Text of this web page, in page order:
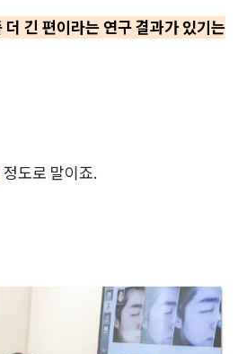
긴 편이라는 연구 결과가 있기는
정도로 말이죠.